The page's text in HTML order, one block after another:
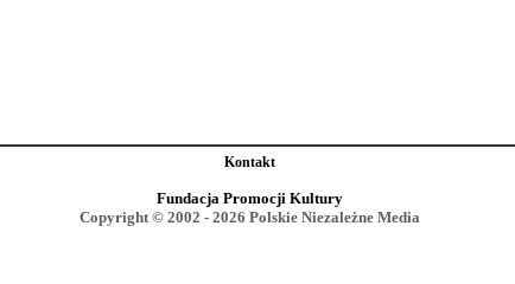
Kontakt
Fundacja Promocji Kultury
Copyright © 2002 - 2026 Polskie Niezależne Media